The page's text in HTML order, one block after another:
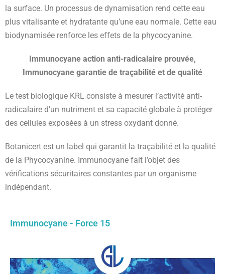
la surface. Un processus de dynamisation rend cette eau
plus vitalisante et hydratante qu’une eau normale. Cette eau
biodynamisée renforce les effets de la phycocyanine.
Immunocyane action anti-radicalaire prouvée,
Immunocyane garantie de traçabilité et de qualité
Le test biologique KRL consiste à mesurer l’activité anti-
radicalaire d’un nutriment et sa capacité globale à protéger
des cellules exposées à un stress oxydant donné.
Botanicert est un label qui garantit la traçabilité et la qualité
de la Phycocyanine. Immunocyane fait l’objet des
vérifications sécuritaires constantes par un organisme
indépendant.
Immunocyane - Force 15